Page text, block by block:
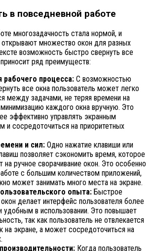
в повседневной работе
многозадачность стала нормой, и
открывают множество окон для разных
возможность быстро свернуть все
ряд преимуществ:
рабочего процесса: С возможностью
все окна пользователь может легко
между задачами, не теряя времени на
каждого окна вручную. Это
эффективно управлять экранным
и сосредоточиться на приоритетных
и сил: Одно нажатие клавиши или
позволяет сэкономить время, которое
на ручное сворачивание окон. Это особенно
с большим количеством приложений,
может занимать много места на экране.
опыта: Быстрое
делает интерфейс пользователя более
удобным в использовании. Это повышает
так как пользователь не отвлекается
на экране, а может сосредоточиться на
Когда пользователь